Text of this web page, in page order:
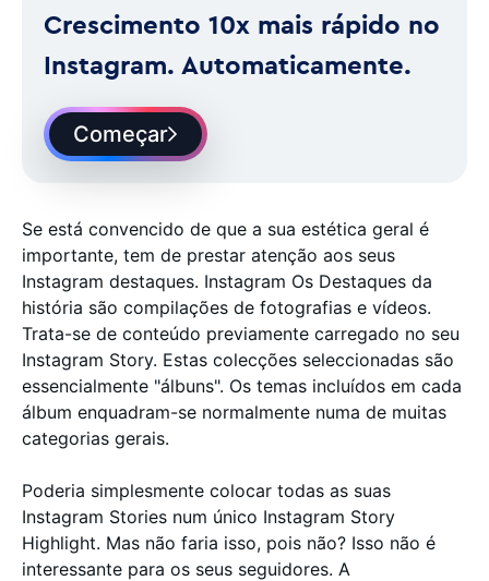
Crescimento 10x mais rápido no
Instagram. Automaticamente.
Começar
Se está convencido de que a sua estética geral é
importante, tem de prestar atenção aos seus
Instagram destaques. Instagram Os Destaques da
história são compilações de fotografias e vídeos.
Trata-se de conteúdo previamente carregado no seu
Instagram Story. Estas colecções seleccionadas são
essencialmente "álbuns". Os temas incluídos em cada
álbum enquadram-se normalmente numa de muitas
categorias gerais.
Poderia simplesmente colocar todas as suas
Instagram Stories num único Instagram Story
Highlight. Mas não faria isso, pois não? Isso não é
interessante para os seus seguidores. A